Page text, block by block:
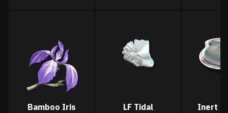
Bamboo Iris
LF Tidal
Inert